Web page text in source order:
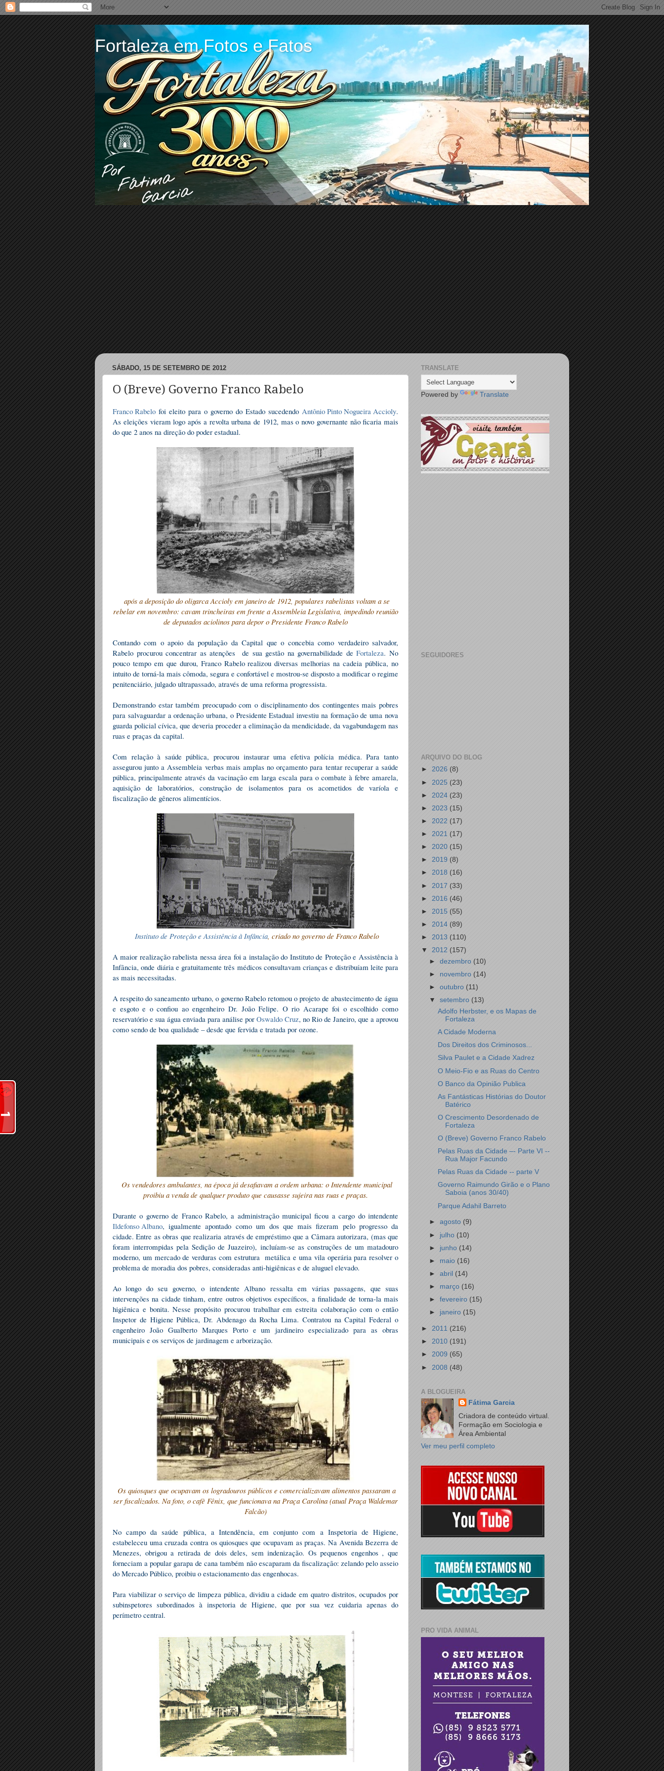
Fortaleza em Fotos e Fatos
SÁBADO, 15 DE SETEMBRO DE 2012
O (Breve) Governo Franco Rabelo
Franco Rabelo foi eleito para o governo do Estado sucedendo Antônio Pinto Nogueira Accioly.
As eleições vieram logo após a revolta urbana de 1912, mas o novo governante não ficaria mais
do que 2 anos na direção do poder estadual.
após a deposição do oligarca Accioly em janeiro de 1912, populares rabelistas voltam a se
rebelar em novembro: cavam trincheiras em frente a Assembleia Legislativa, impedindo reunião
de deputados aciolinos para depor o Presidente Franco Rabelo
Contando com o apoio da população da Capital que o concebia como verdadeiro salvador,
Rabelo procurou concentrar as atenções
de sua gestão na governabilidade deFortaleza. No
pouco tempo em que durou, Franco Rabelo realizou diversas melhorias na cadeia pública, no
intuito de torná-la mais cômoda, segura e confortável e mostrou-se disposto a modificar o regime
penitenciário, julgado ultrapassado, através de uma reforma progressista.
Demonstrando estar também preocupado com o disciplinamento dos contingentes mais pobres
para salvaguardar a ordenação urbana, o Presidente Estadual investiu na formação de uma nova
guarda policial cívica, que deveria proceder a eliminação da mendicidade, da vagabundagem nas
ruas e praças da capital.
Com relação à saúde pública, procurou instaurar uma efetiva polícia médica. Para tanto
assegurou junto a Assembleia verbas mais amplas no orçamento para tentar recuperar a saúde
pública, principalmente através da vacinação em larga escala para o combate à febre amarela,
aquisição de laboratórios, construção de isolamentos para os acometidos de varíola e
fiscalização de gêneros alimentícios.
Instituto de Proteção e Assistência à Infância, criado no governo de Franco Rabelo
A maior realização rabelista nessa área foi a instalação do Instituto de Proteção e Assistência à
Infância, onde diária e gratuitamente três médicos consultavam crianças e distribuíam leite para
as mais necessitadas.
A respeito do saneamento urbano, o governo Rabelo retomou o projeto de abastecimento de água
e esgoto e o confiou ao engenheiro Dr. João Felipe. O rio Acarape foi o escolhido como
reservatório e sua água enviada para análise por Oswaldo Cruz, no Rio de Janeiro, que a aprovou
como sendo de boa qualidade – desde que fervida e tratada por ozone.
Os vendedores ambulantes, na época já desafiavam a ordem urbana: o Intendente municipal
proibiu a venda de qualquer produto que causasse sujeira nas ruas e praças.
Durante o governo de Franco Rabelo, a administração municipal ficou a cargo do intendente
Ildefonso Albano, igualmente apontado como um dos que mais fizeram pelo progresso da
cidade. Entre as obras que realizaria através de empréstimo que a Câmara autorizara, (mas que
foram interrompidas pela Sedição de Juazeiro), incluíam-se as construções de um matadouro
moderno, um mercado de verduras com estrutura metálica e uma vila operária para resolver o
problema de moradia dos pobres, consideradas anti-higiênicas e de aluguel elevado.
Ao longo do seu governo, o intendente Albano ressalta em várias passagens, que suas
intervenções na cidade tinham, entre outros objetivos específicos, a finalidade de torna-la mais
higiênica e bonita. Nesse propósito procurou trabalhar em estreita colaboração com o então
Inspetor de Higiene Pública, Dr. Abdenago da Rocha Lima. Contratou na Capital Federal o
engenheiro João Gualberto Marques Porto e um jardineiro especializado para as obras
municipais e os serviços de jardinagem e arborização.
Os quiosques que ocupavam os logradouros públicos e comercializavam alimentos passaram a
ser fiscalizados. Na foto, o cafè Fênix, que funcionava na Praça Carolina (atual Praça Waldemar
Falcão)
No campo da saúde pública, a Intendência, em conjunto com a Inspetoria de Higiene,
estabeleceu uma cruzada contra os quiosques que ocupavam as praças. Na Avenida Bezerra de
Menezes, obrigou a retirada de dois deles, sem indenização. Os pequenos engenhos , que
forneciam a popular garapa de cana também não escaparam da fiscalização: zelando pelo asseio
do Mercado Público, proibiu o estacionamento das engenhocas.
Para viabilizar o serviço de limpeza pública, dividiu a cidade em quatro distritos, ocupados por
subinspetores subordinados à inspetoria de Higiene, que por sua vez cuidaria apenas do
perímetro central.
TRANSLATE
Powered by Translate
SEGUIDORES
ARQUIVO DO BLOG
► 2026 (8)
► 2025 (23)
► 2024 (23)
► 2023 (15)
► 2022 (17)
► 2021 (17)
► 2020 (15)
► 2019 (8)
► 2018 (16)
► 2017 (33)
► 2016 (46)
► 2015 (55)
► 2014 (89)
► 2013 (110)
▼ 2012 (157)
►dezembro (10)
► novembro (14)
►outubro (11)
▼setembro (13)
Adolfo Herbster, e os Mapas de
Fortaleza
A Cidade Moderna
Dos Direitos dos Criminosos...
Silva Paulet e a Cidade Xadrez
O Meio-Fio e as Ruas do Centro
O Banco da Opinião Publica
As Fantásticas Histórias do Doutor
Batérico
O Crescimento Desordenado de
Fortaleza
O (Breve) Governo Franco Rabelo
Pelas Ruas da Cidade –- Parte VI --
Rua Major Facundo
Pelas Ruas da Cidade -- parte V
Governo Raimundo Girão e o Plano
Saboia (anos 30/40)
Parque Adahil Barreto
►agosto (9)
► julho (10)
► junho(14)
► maio (16)
►abril (14)
► março (16)
►fevereiro (15)
► janeiro (15)
► 2011 (216)
► 2010 (191)
► 2009 (65)
► 2008 (48)
A BLOGUEIRA
Fátima Garcia
Criadora de conteúdo virtual.
Formação em Sociologia e
Área Ambiental
Ver meu perfil completo
PRO VIDA ANIMAL